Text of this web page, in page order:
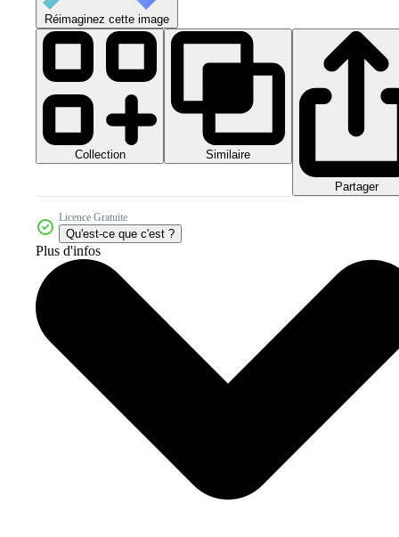
Réimaginez cette image
Collection Similaire
Partager
Licence Gratuite
Qu'est-ce que c'est ?
Plus d'infos